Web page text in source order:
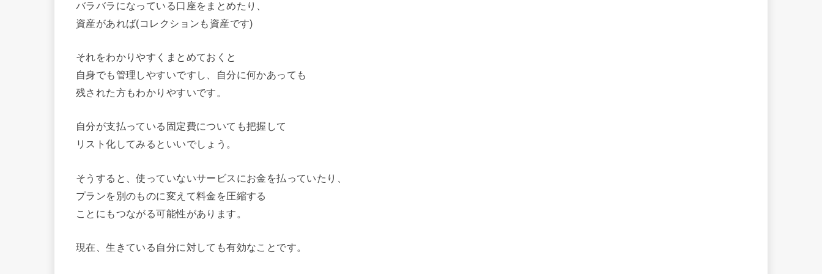
バラバラになっている口座をまとめたり、
資産があれば(コレクションも資産です)
それをわかりやすくまとめておくと
自身でも管理しやすいですし、自分に何かあっても
残された方もわかりやすいです。
自分が支払っている固定費についても把握して
リスト化してみるといいでしょう。
そうすると、使っていないサービスにお金を払っていたり、
プランを別のものに変えて料金を圧縮する
ことにもつながる可能性があります。
現在、生きている自分に対しても有効なことです。